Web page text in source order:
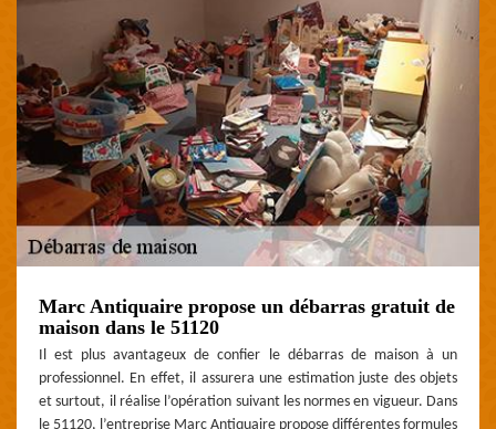
Marc Antiquaire propose un débarras gratuit de
maison dans le 51120
Il est plus avantageux de confier le débarras de maison à un
professionnel. En effet, il assurera une estimation juste des objets
et surtout, il réalise l’opération suivant les normes en vigueur. Dans
le 51120, l’entreprise Marc Antiquaire propose différentes formules